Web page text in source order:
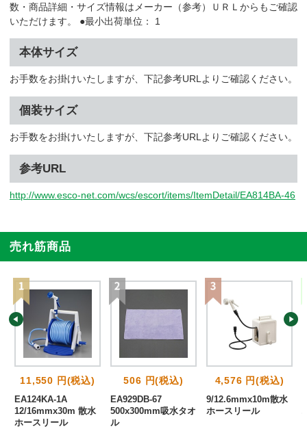
数・商品詳細・サイズ情報はメーカー（参考）ＵＲＬからもご確認
いただけます。 ●最小出荷単位： 1
本体サイズ
お手数をお掛けいたしますが、下記参考URLよりご確認ください。
個装サイズ
お手数をお掛けいたしますが、下記参考URLよりご確認ください。
参考URL
http://www.esco-net.com/wcs/escort/items/ItemDetail/EA814BA-46
売れ筋商品
11,550 円(税込)
EA124KA-1A
12/16mmx30m 散水
ホースリール
506 円(税込)
EA929DB-67
500x300mm吸水タオ
ル
4,576 円(税込)
9/12.6mmx10m散水
ホースリール